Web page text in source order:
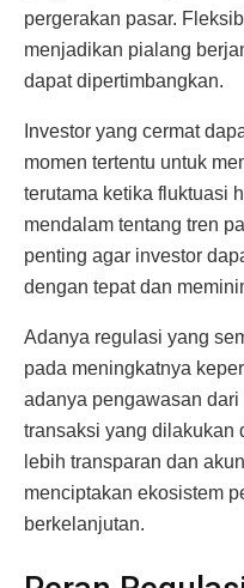
pergerakan pasar.
menjadikan pialang
dapat dipertimbangkan.
Investor yang cermat
momen tertentu untuk
terutama ketika fluktuasi
mendalam tentang tren
penting agar investor
dengan tepat dan
Adanya regulasi yang
pada meningkatnya
adanya pengawasan
transaksi yang dilakukan
lebih transparan dan
menciptakan ekosistem
berkelanjutan.